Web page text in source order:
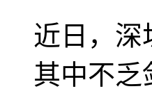
近日，深
其中不乏